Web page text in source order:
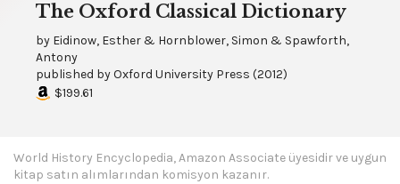
The Oxford Classical Dictionary
by Eidinow, Esther & Hornblower, Simon & Spawforth,
Antony
published byOxford University Press (2012)
$199.61
World History Encyclopedia, Amazon Associate üyesidir ve uygun
kitap satın alımlarından komisyon kazanır.